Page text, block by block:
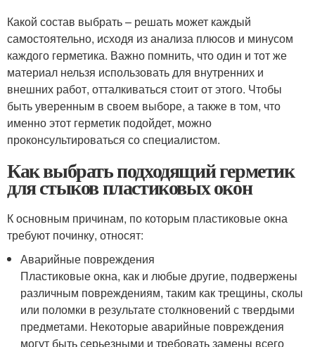
Какой состав выбрать – решать может каждый
самостоятельно, исходя из анализа плюсов и минусом
каждого герметика. Важно помнить, что один и тот же
материал нельзя использовать для внутренних и
внешних работ, отталкиваться стоит от этого. Чтобы
быть уверенным в своем выборе, а также в том, что
именно этот герметик подойдет, можно
проконсультироваться со специалистом.
Как выбрать подходящий герметик
для стыков пластиковых окон
К основным причинам, по которым пластиковые окна
требуют починку, относят:
Аварийные повреждения
Пластиковые окна, как и любые другие, подвержены
различным повреждениям, таким как трещины, сколы
или поломки в результате столкновений с твердыми
предметами. Некоторые аварийные повреждения
могут быть серьезными и требовать замены всего